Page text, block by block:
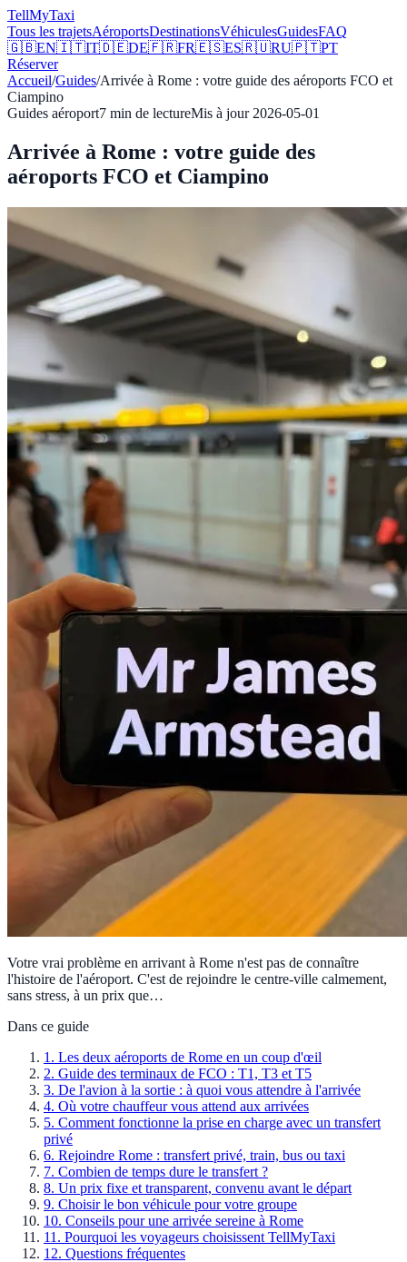
TellMyTaxi
Tous les trajetsAéroportsDestinationsVéhiculesGuidesFAQ
🇬🇧EN🇮🇹IT🇩🇪DE🇫🇷FR🇪🇸ES🇷🇺RU🇵🇹PT
Réserver
Accueil/Guides/Arrivée à Rome : votre guide des aéroports FCO et
Ciampino
Guides aéroport7 min de lectureMis à jour 2026-05-01
Arrivée à Rome : votre guide des
aéroports FCO et Ciampino
Votre vrai problème en arrivant à Rome n'est pas de connaître
l'histoire de l'aéroport. C'est de rejoindre le centre-ville calmement,
sans stress, à un prix que…
Dans ce guide
1 . Les deux aéroports de Rome en un coup d'œil
2. Guide des terminaux de FCO : T1, T3 et T5
3. De l'avion à la sortie : à quoi vous attendre à l'arrivée
4. Où votre chauffeur vous attend aux arrivées
5. Comment fonctionne la prise en charge avec un transfert
privé
6. Rejoindre Rome : transfert privé, train, bus ou taxi
7. Combien de temps dure le transfert ?
8. Un prix fixe et transparent, convenu avant le départ
9. Choisir le bon véhicule pour votre groupe
10. Conseils pour une arrivée sereine à Rome
11 . Pourquoi les voyageurs choisissent TellMyTaxi
12. Questions fréquentes